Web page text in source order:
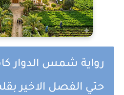
رواية شمس الدوار
حتي الفصل الاخير